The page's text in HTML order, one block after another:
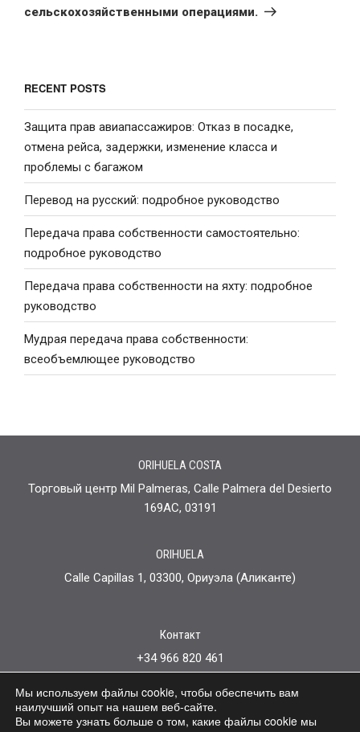
сельскохозяйственными операциями.
RECENT POSTS
Защита прав авиапассажиров: Отказ в посадке,
отмена рейса, задержки, изменение класса и
проблемы с багажом
Перевод на русский: подробное руководство
Передача права собственности самостоятельно:
подробное руководство
Передача права собственности на яхту: подробное
руководство
Мудрая передача права собственности:
всеобъемлющее руководство
ORIHUELA COSTA
Торговый центр Mil Palmeras, Calle Palmera del Desierto
169AC, 03191
ORIHUELA
Calle Capillas 1, 03300, Ориуэла (Аликанте)
Контакт
+34 966 820 461
info@somniumlegal.com
политика конфиденциальности
Мы используем файлы cookie, чтобы обеспечить вам
наилучший опыт на нашем веб-сайте.
Вы можете узнать больше о том, какие файлы cookie мы